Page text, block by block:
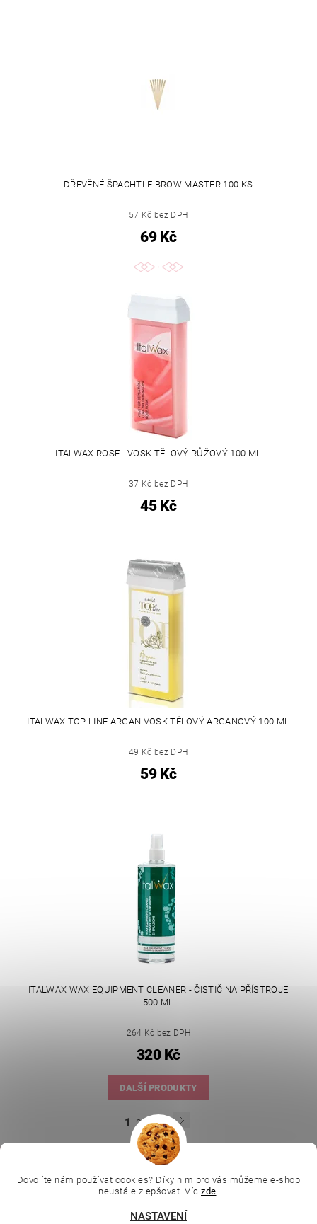
DŘEVĚNÉ ŠPACHTLE BROW MASTER 100 KS
57 Kč bez DPH
69 Kč
ITALWAX ROSE - VOSK TĚLOVÝ RŮŽOVÝ 100 ML
37 Kč bez DPH
45 Kč
ITALWAX TOP LINE ARGAN VOSK TĚLOVÝ ARGANOVÝ 100 ML
49 Kč bez DPH
59 Kč
ITALWAX WAX EQUIPMENT CLEANER - ČISTIČ NA PŘÍSTROJE
500 ML
264 Kč bez DPH
320 Kč
DALŠÍ PRODUKTY
1 2 3 4
L.C.P. Paris |
Online kosmetické kurzy | Kozmetickyobchod.sk
Dovolíte nám používat cookies? Díky nim pro vás můžeme e-shop
neustále zlepšovat. Víc zde.
NASTAVENÍ